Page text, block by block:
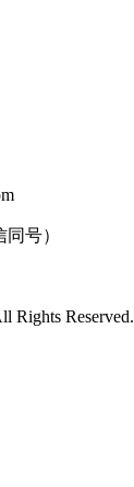
号）
Rights Reserved.